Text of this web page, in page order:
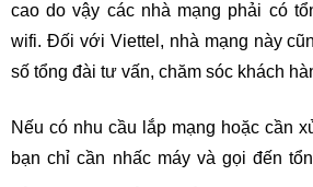
cao do vậy các nhà mạng phải có
wifi. Đối với Viettel, nhà mạng này
số tổng đài tư vấn, chăm sóc khách
Nếu có nhu cầu lắp mạng hoặc cần
bạn chỉ cần nhấc máy và gọi đến